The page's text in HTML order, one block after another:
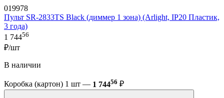
019978
Пульт SR-2833TS Black (диммер 1 зона) (Arlight, IP20 Пластик,
3 года)
1 74456
₽/шт
В наличии
Коробка (картон) 1 шт — 1 74456 ₽